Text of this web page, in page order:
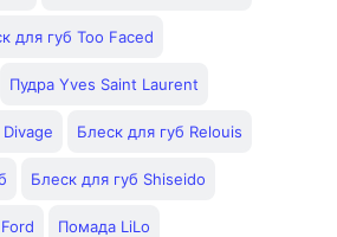
для губ Too Faced
Пудра Yves Saint Laurent
Блеск для губ Relouis
Блеск для губ Shiseido
Помада LiLo